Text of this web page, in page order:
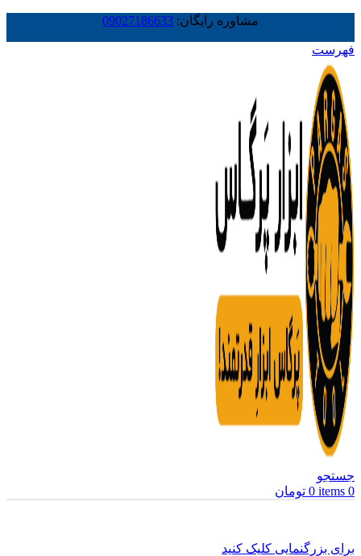
مشاوره رایگان: 09027186633
فهرست
جستجو
0
items
0 تومان
برای بزرگنمایی کلیک کنید